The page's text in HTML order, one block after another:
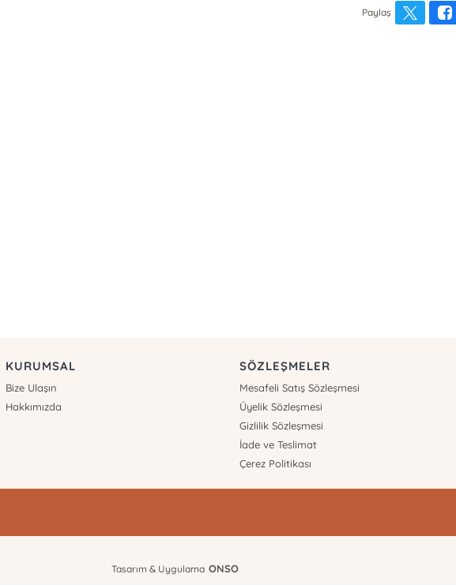
Paylaş
KURUMSAL
Bize Ulaşın
Hakkımızda
SÖZLEŞMELER
Mesafeli Satış Sözleşmesi
Üyelik Sözleşmesi
Gizlilik Sözleşmesi
İade ve Teslimat
Çerez Politikası
Tasarım & Uygulama ONSO